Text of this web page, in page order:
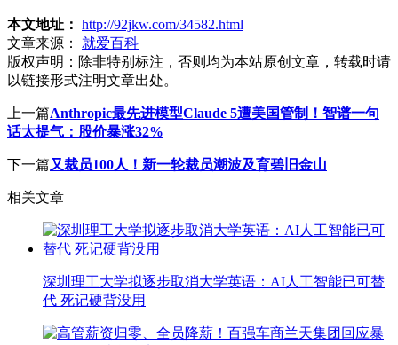
本文地址： http://92jkw.com/34582.html
文章来源：
就爱百科
版权声明： 除非特别标注，否则均为本站原创文章，转载时请
以链接形式注明文章出处。
上一篇Anthropic最先进模型Claude 5遭美国管制！智谱一句
话太提气：股价暴涨32%
下一篇又裁员100人！新一轮裁员潮波及育碧旧金山
相关文章
深圳理工大学拟逐步取消大学英语：AI人工智能已可替
代 死记硬背没用